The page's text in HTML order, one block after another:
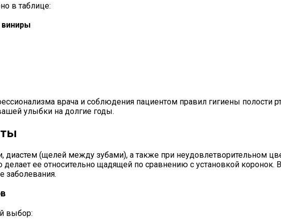
в таблице:
врача и соблюдения пациентом правил гигиены полости
улыбки на долгие годы.
диастем (щелей между зубами), а также при неудовлетворительном
ее относительно щадящей по сравнению с установкой коронок.
заболевания.
выбор: